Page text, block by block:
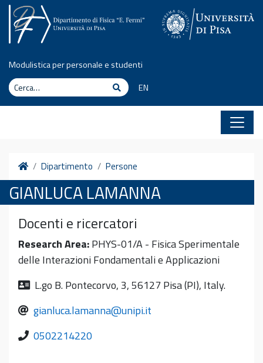
Vai al contenuto
Modulistica per personale e studenti
Cerca
CercaEN
HomeDipartimento Persone
GIANLUCA LAMANNA
Docenti e ricercatori
Research Area:PHYS-01/A - Fisica Sperimentale
delle Interazioni Fondamentali e Applicazioni
L.go B. Pontecorvo, 3, 56127 Pisa (PI), Italy.
gianluca.lamanna@unipi.it
0502214220